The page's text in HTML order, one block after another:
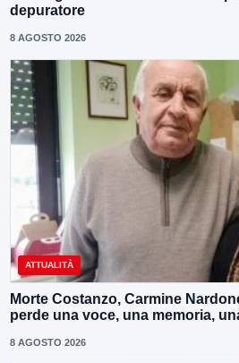
depuratore
8 AGOSTO 2026
ATTUALITÀ
Morte Costanzo, Carmine
perde una voce, una memoria,
8 AGOSTO 2026